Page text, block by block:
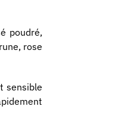
poudré,
rose
sensible